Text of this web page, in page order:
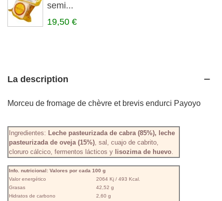
semi...
19,50 €
La description
Morceu de fromage de chèvre et brevis endurci Payoyo
Ingredientes: Leche pasteurizada de cabra (85%), leche
pasteurizada de oveja (15%) , sal, cuajo de cabrito,
cloruro cálcico, fermentos lácticos y lisozima de huevo
Info. nutricional: Valores por cada 100 g
Valor energético
2064 Kj / 493 Kcal.
Grasas
42,52 g
Hidratos de carbono
2,60 g